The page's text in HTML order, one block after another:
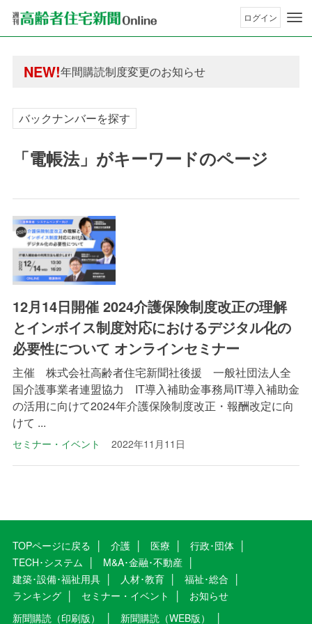
ログイン
NEW!
年間購読制度変更のお知らせ
年間購読制度変更のお知らせ
バックナンバーを探す
「電帳法」がキーワードのページ
12月14日開催 2024介護保険制度改正の理解
とインボイス制度対応におけるデジタル化の
必要性について オンラインセミナー
主催 株式会社高齢者住宅新聞社後援 一般社団法人全
国介護事業者連盟協力 IT導入補助金事務局IT導入補助金
の活用に向けて2024年介護保険制度改正・報酬改定に向
けて ...
セミナー・イベント 2022年11月11日
TOPページに戻る 介護 医療
行政･団体
TECH･システム
M&A･金融･不動産
建築･設備･福祉用具
人材･教育
福祉･総合
ランキング
セミナー・イベント
お知らせ
新聞購読（印刷版）
新聞購読（WEB版）